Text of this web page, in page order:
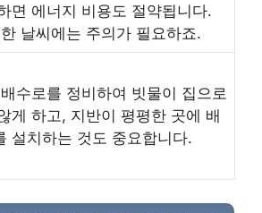
면 에너지 비용도 절약됩니다.
날씨에는 주의가 필요하죠.
수로를 정비하여 빗물이 집으로
게 하고, 지반이 평평한 곳에 배
설치하는 것도 중요합니다.